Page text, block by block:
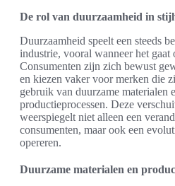
De rol van duurzaamheid in
Duurzaamheid speelt een steeds
industrie, vooral wanneer het gaat
Consumenten zijn zich bewust
en kiezen vaker voor merken die
gebruik van duurzame materialen
productieprocessen. Deze
weerspiegelt niet alleen een
consumenten, maar ook een
opereren.
Duurzame materialen en